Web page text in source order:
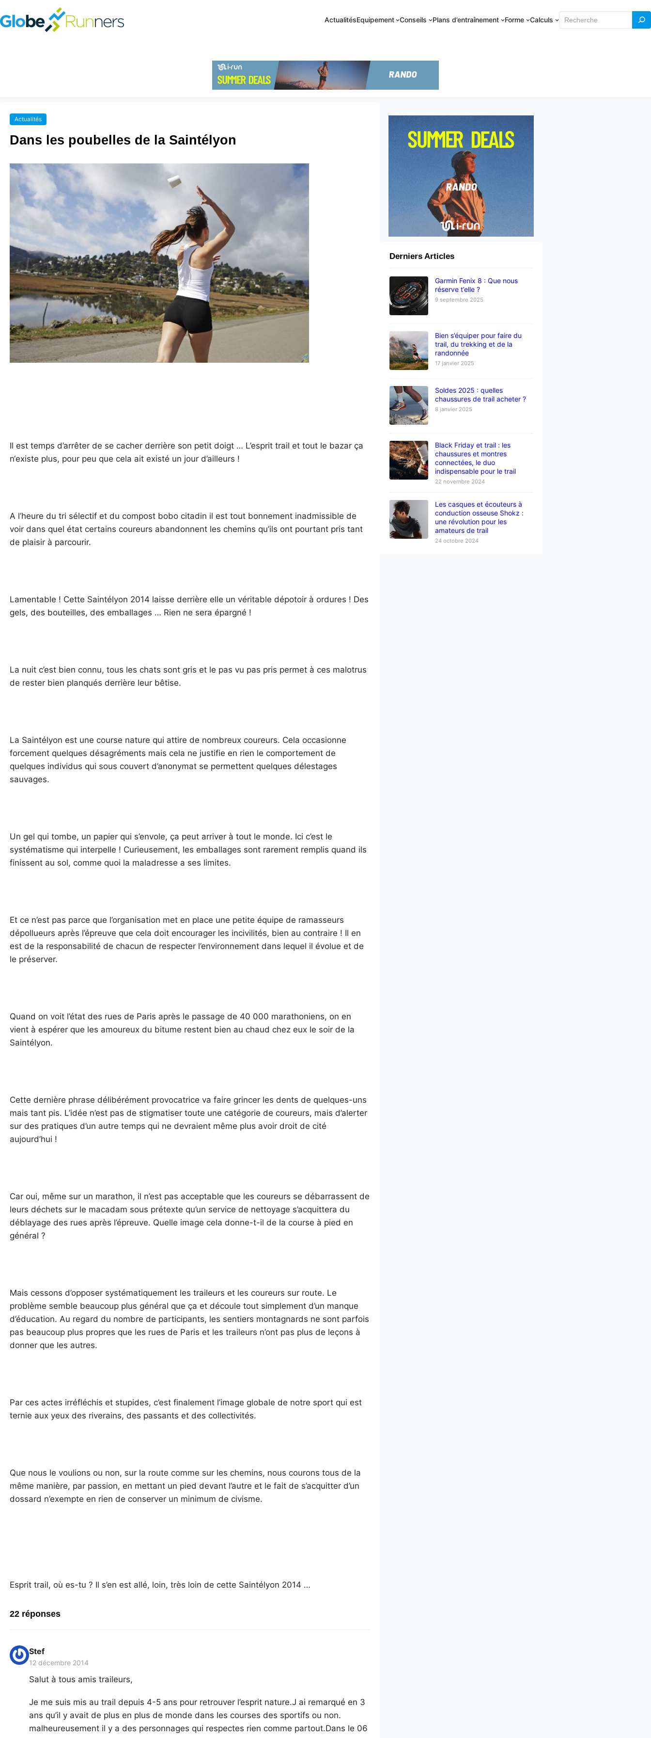
ActualitésEquipement Conseils Plans d’entraînement Forme Calculs Rechercher
Actualités
Dans les poubelles de la Saintélyon
Il est temps d’arrêter de se cacher derrière son petit doigt … L’esprit trail et tout le bazar ça
n‘existe plus, pour peu que cela ait existé un jour d’ailleurs !
A l’heure du tri sélectif et du compost bobo citadin il est tout bonnement inadmissible de
voir dans quel état certains coureurs abandonnent les chemins qu’ils ont pourtant pris tant
de plaisir à parcourir.
Lamentable ! Cette Saintélyon 2014 laisse derrière elle un véritable dépotoir à ordures ! Des
gels, des bouteilles, des emballages … Rien ne sera épargné !
La nuit c’est bien connu, tous les chats sont gris et le pas vu pas pris permet à ces malotrus
de rester bien planqués derrière leur bêtise.
La Saintélyon est une course nature qui attire de nombreux coureurs. Cela occasionne
forcement quelques désagréments mais cela ne justifie en rien le comportement de
quelques individus qui sous couvert d’anonymat se permettent quelques délestages
sauvages.
Un gel qui tombe, un papier qui s’envole, ça peut arriver à tout le monde. Ici c’est le
systématisme qui interpelle ! Curieusement, les emballages sont rarement remplis quand ils
finissent au sol, comme quoi la maladresse a ses limites.
Et ce n’est pas parce que l’organisation met en place une petite équipe de ramasseurs
dépollueurs après l’épreuve que cela doit encourager les incivilités, bien au contraire ! Il en
est de la responsabilité de chacun de respecter l’environnement dans lequel il évolue et de
le préserver.
Quand on voit l’état des rues de Paris après le passage de 40 000 marathoniens, on en
vient à espérer que les amoureux du bitume restent bien au chaud chez eux le soir de la
Saintélyon.
Cette dernière phrase délibérément provocatrice va faire grincer les dents de quelques-uns
mais tant pis. L’idée n’est pas de stigmatiser toute une catégorie de coureurs, mais d’alerter
sur des pratiques d’un autre temps qui ne devraient même plus avoir droit de cité
aujourd’hui !
Car oui, même sur un marathon, il n’est pas acceptable que les coureurs se débarrassent de
leurs déchets sur le macadam sous prétexte qu’un service de nettoyage s’acquittera du
déblayage des rues après l’épreuve. Quelle image cela donne-t-il de la course à pied en
général ?
Mais cessons d’opposer systématiquement les traileurs et les coureurs sur route. Le
problème semble beaucoup plus général que ça et découle tout simplement d’un manque
d’éducation. Au regard du nombre de participants, les sentiers montagnards ne sont parfois
pas beaucoup plus propres que les rues de Paris et les traileurs n’ont pas plus de leçons à
donner que les autres.
Par ces actes irréfléchis et stupides, c’est finalement l’image globale de notre sport qui est
ternie aux yeux des riverains, des passants et des collectivités.
Que nous le voulions ou non, sur la route comme sur les chemins, nous courons tous de la
même manière, par passion, en mettant un pied devant l’autre et le fait de s’acquitter d’un
dossard n’exempte en rien de conserver un minimum de civisme.
Esprit trail, où es-tu ? Il s’en est allé, loin, très loin de cette Saintélyon 2014 …
22 réponses
Stef
12 décembre 2014
Salut à tous amis traileurs,
Je me suis mis au trail depuis 4-5 ans pour retrouver l’esprit nature.J ai remarqué en 3
ans qu’il y avait de plus en plus de monde dans les courses des sportifs ou non.
malheureusement il y a des personnages qui respectes rien comme partout.Dans le 06
Derniers Articles
Garmin Fenix 8 : Que nous
réserve t’elle ?
9 septembre 2025
Bien s’équiper pour faire du
trail, du trekking et de la
randonnée
17 janvier 2025
Soldes 2025 : quelles
chaussures de trail acheter ?
8 janvier 2025
Black Friday et trail : les
chaussures et montres
connectées, le duo
indispensable pour le trail
22 novembre 2024
Les casques et écouteurs à
conduction osseuse Shokz :
une révolution pour les
amateurs de trail
24 octobre 2024